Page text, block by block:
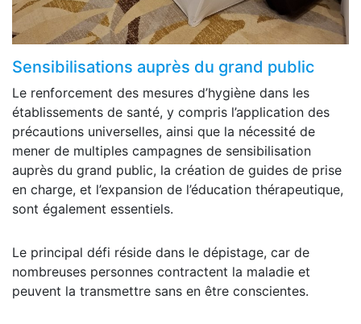
Sensibilisations auprès du grand public
Le renforcement des mesures d’hygiène dans les
établissements de santé, y compris l’application des
précautions universelles, ainsi que la nécessité de
mener de multiples campagnes de sensibilisation
auprès du grand public, la création de guides de prise
en charge, et l’expansion de l’éducation thérapeutique,
sont également essentiels.
Le principal défi réside dans le dépistage, car de
nombreuses personnes contractent la maladie et
peuvent la transmettre sans en être conscientes.